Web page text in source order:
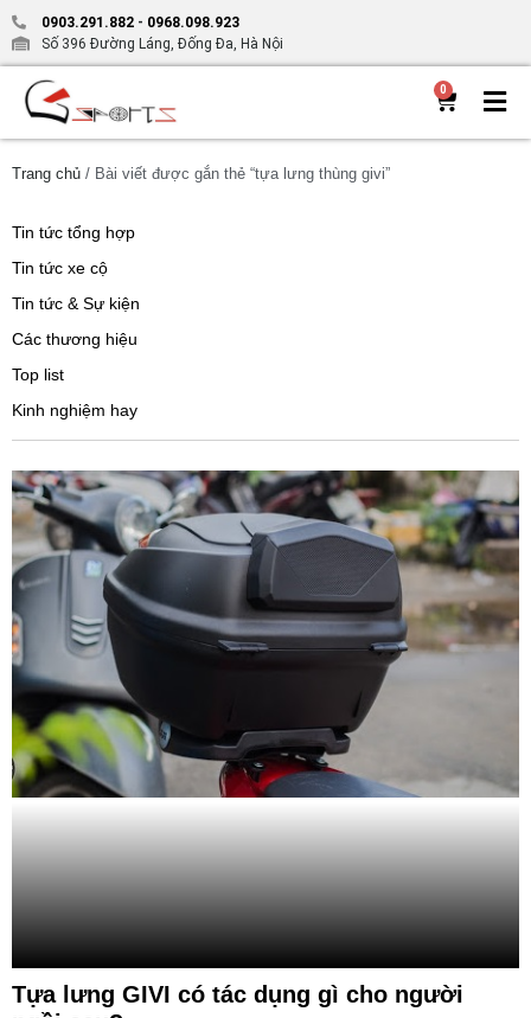
0903.291.882 - 0968.098.923
Số 396 Đường Láng, Đống Đa, Hà Nội
0
Trang chủ / Bài viết được gắn thẻ “tựa lưng thùng givi”
Tin tức tổng hợp
Tin tức xe cộ
Tin tức & Sự kiện
Các thương hiệu
Top list
Kinh nghiệm hay
Tựa lưng GIVI có tác dụng gì cho người